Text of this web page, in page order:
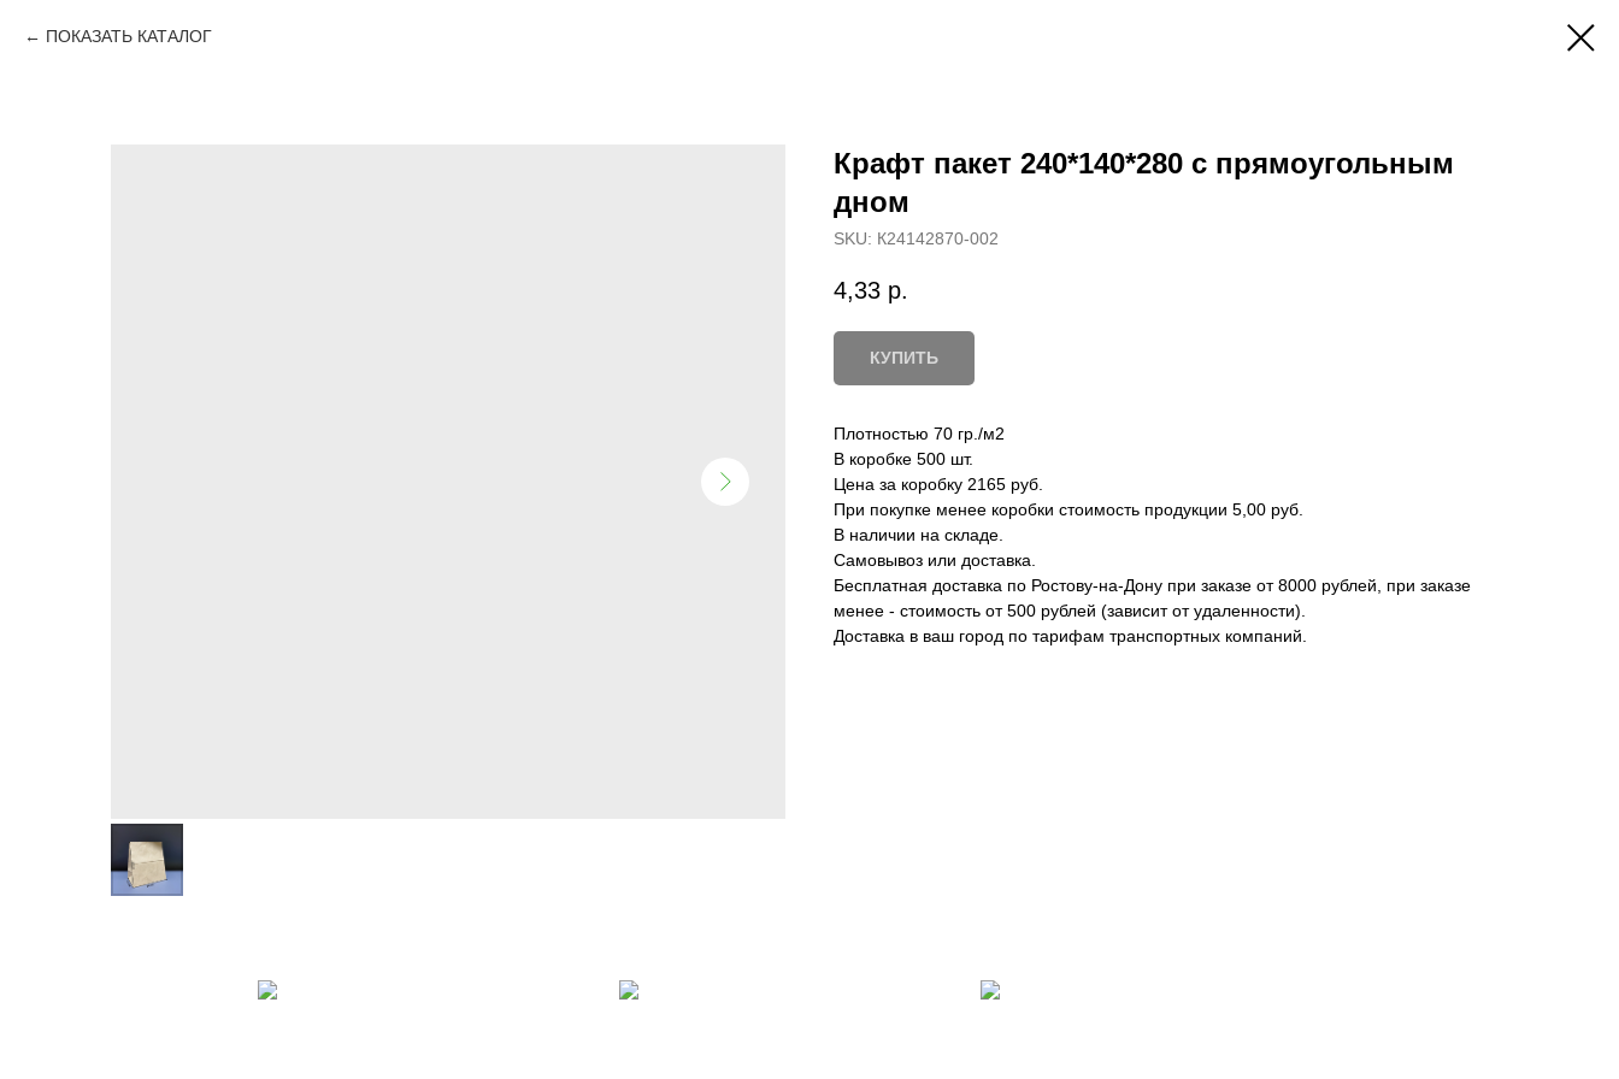
ПОКАЗАТЬ КАТАЛОГ
Крафт пакет 240*140*280 с прямоугольным
дном
SKU: К24142870-002
4,33 р.
КУПИТЬ
Плотностью 70 гр./м2
В коробке 500 шт.
Цена за коробку 2165 руб.
При покупке менее коробки стоимость продукции 5,00 руб.
В наличии на складе.
Самовывоз или доставка.
Бесплатная доставка по Ростову-на-Дону при заказе от 8000 рублей, при заказе
менее - стоимость от 500 рублей (зависит от удаленности).
Доставка в ваш город по тарифам транспортных компаний.